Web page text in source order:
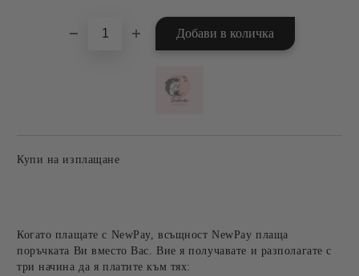
Купи на изплащане
Когато плащате с NewPay, всъщност NewPay плаща
поръчката Ви вместо Вас. Вие я получавате и разполагате с
три начина да я платите към тях: